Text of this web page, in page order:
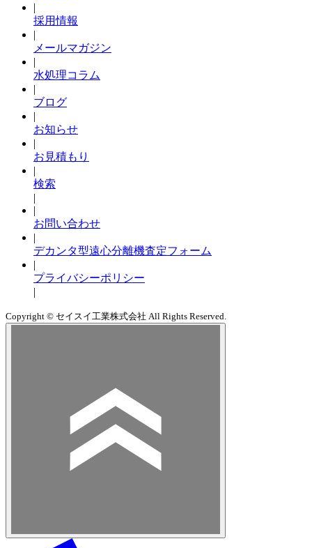
|
採用情報
|
メールマガジン
|
水処理コラム
|
ブログ
|
お知らせ
|
お見積もり
|
検索
|
|
お問い合わせ
|
デカンタ型遠心分離機査定フォーム
|
プライバシーポリシー
|
Copyright © セイスイ工業株式会社 All Rights Reserved.